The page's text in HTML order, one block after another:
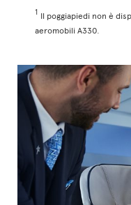
1 Il poggiapiedi non è
aeromobili A330.